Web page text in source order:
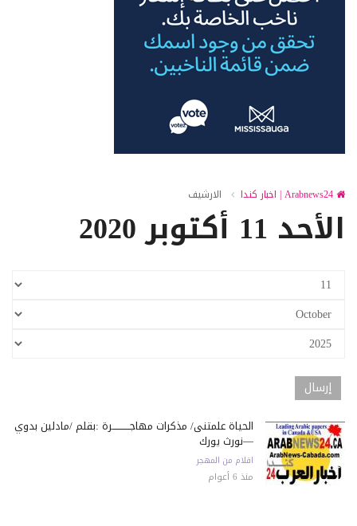
الارشيف
الأحد 11 أكتوبر 2020
الحياة علمتنى/ مذكرات مهاجـــــــــــرة :بقلم /مادلين بدوي
—نورث يورك
اقلام من المهجر
منذ 6 أعوام